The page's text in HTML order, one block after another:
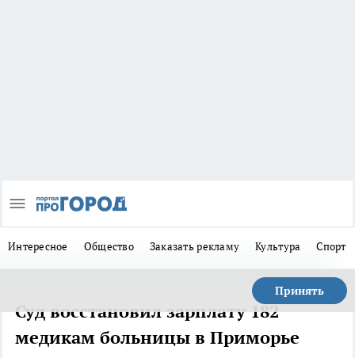
Интересное Общество Заказать рекламу Культура Спорт
Принять
Суд восстановил зарплату 182
медикам больницы в Приморье